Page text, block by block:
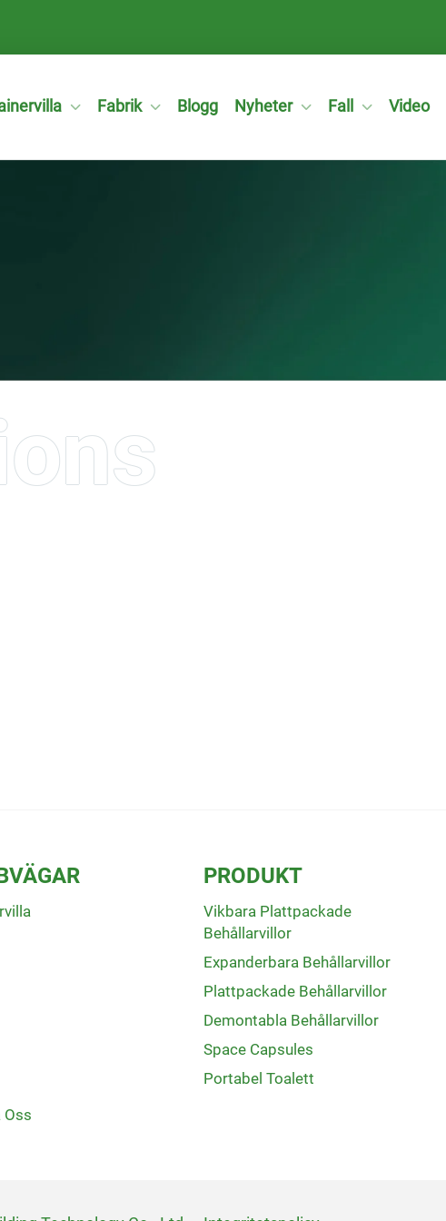
Fabrik Blogg Nyheter Fall Video
Oss
PRODUKT
Vikbara Plattpackade
Behållarvillor
Expanderbara Behållarvillor
Plattpackade Behållarvillor
Demontabla Behållarvillor
Space Capsules
Portabel Toalett